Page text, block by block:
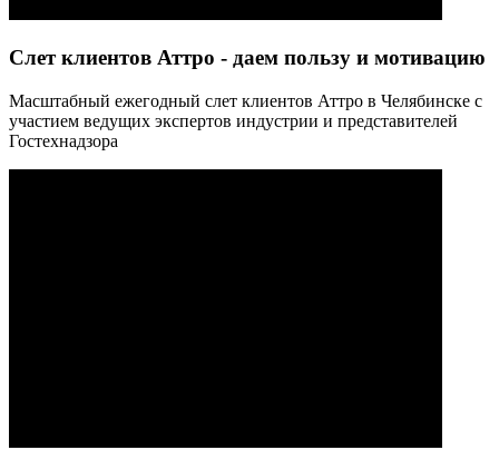
Слет клиентов Аттро - даем пользу и мотивацию
Масштабный ежегодный слет клиентов Аттро в Челябинске с
участием ведущих экспертов индустрии и представителей
Гостехнадзора